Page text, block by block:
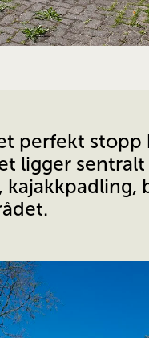
perfekt stopp
ligger
kajakkpadling,